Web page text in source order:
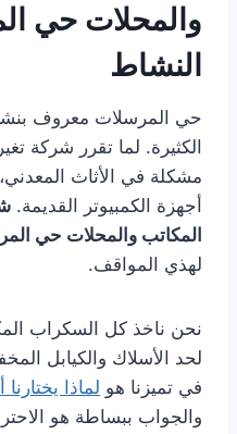
والمحلات حي
النشاط
حي المرسلات معروف
الكثيرة. لما تقرر شركة
مشكلة في الأثاث
أجهزة الكمبيوتر القديمة.
المكاتب والمحلات حي
لهذي المواقف.
نحن ناخذ كل السكراب
لحد الأسلاك والكيابل
في تميزنا هو لماذا
والجواب ببساطة هو